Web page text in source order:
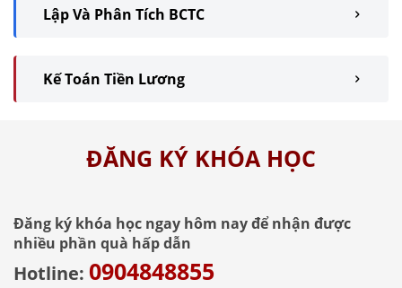
Lập Và Phân Tích BCTC
Kế Toán Tiền Lương
ĐĂNG KÝ KHÓA HỌC
Đăng ký khóa học ngay hôm nay để nhận được
nhiều phần quà hấp dẫn
Hotline: 0904848855